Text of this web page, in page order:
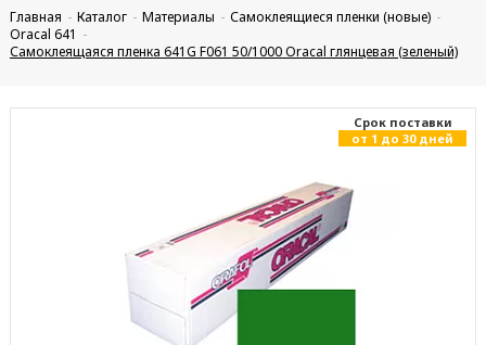
Главная Каталог Материалы
Самоклеящиеся пленки (новые)
Oracal 641
Самоклеящаяся пленка 641G F061 50/1000 Oracal глянцевая (зеленый)
Cрок поставки
от 1 до 30 дней